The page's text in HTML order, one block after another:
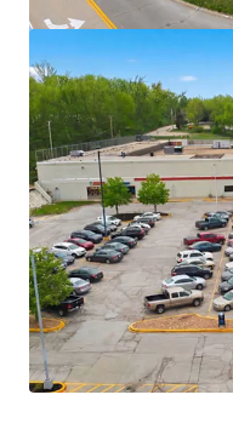
TS Bank - Atlantic, IA
1005 E 7th St, Atlantic,
€ 2.717.000 | 716 m²
Retalho